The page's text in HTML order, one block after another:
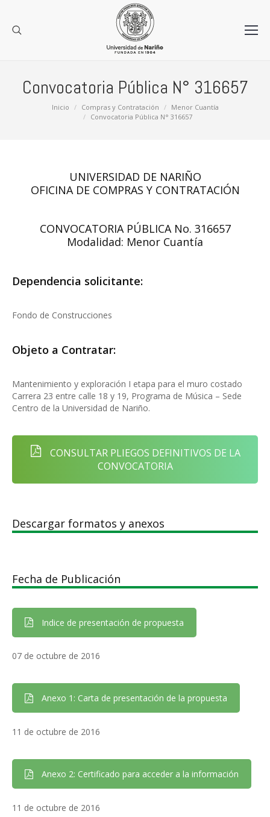
Convocatoria Pública N° 316657
Estás aquí:Inicio Compras y Contratación
Menor Cuantía
Convocatoria Pública N° 316657
UNIVERSIDAD DE NARIÑO
OFICINA DE COMPRAS Y CONTRATACIÓN
CONVOCATORIA PÚBLICA No. 316657
Modalidad: Menor Cuantía
Dependencia solicitante:
Fondo de Construcciones
Objeto a Contratar:
Mantenimiento y exploración I etapa para el muro costado
Carrera 23 entre calle 18 y 19, Programa de Música – Sede
Centro de la Universidad de Nariño.
CONSULTAR PLIEGOS DEFINITIVOS DE LA
CONVOCATORIA
Descargar formatos y anexos
Fecha de Publicación
Indice de presentación de propuesta
07 de octubre de 2016
Anexo 1: Carta de presentación de la propuesta
11 de octubre de 2016
Anexo 2: Certificado para acceder a la información
11 de octubre de 2016